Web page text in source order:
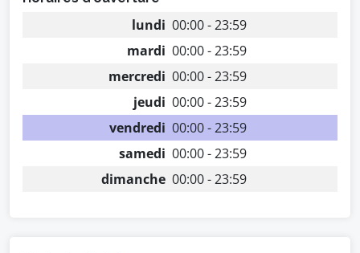
lundi 00:00 - 23:59
mardi 00:00 - 23:59
mercredi 00:00 - 23:59
jeudi 00:00 - 23:59
vendredi 00:00 - 23:59
samedi 00:00 - 23:59
dimanche 00:00 - 23:59